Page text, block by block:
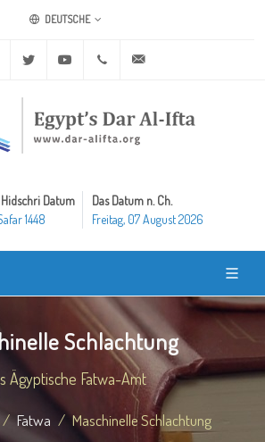
DEUTSCHE
Facebook Twitter Youtube +20 2 25970400
Hidschri Datum
1448
Das Datum n. Ch.
Freitag, 07 August 2026
Schlachtung
Ägyptische Fatwa-Amt
Fatwa Maschinelle Schlachtung